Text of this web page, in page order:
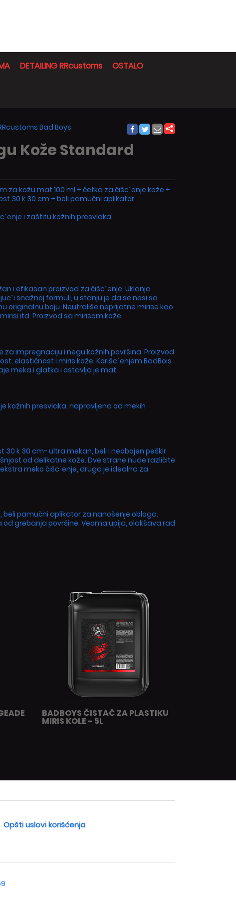
DETAILING RRcustoms OSTALO
Bad Boys
Kože Standard
za kožu mat 100 ml + četka za čišc´enje kože +
30 k 30 cm + beli pamučni aplikator.
i zaštitu kožnih presvlaka.
i efikasan proizvod za čišc´enje. Uklanja
snažnoj formuli, u stanju je da se nosi sa
originalnu boju. Neutrališe neprijatne mirise kao
itd. Proizvod sa mirisom kože.
za impregnaciju i negu kožnih površina. Proizvod
elastičnost i miris kože. Korišc´enjem BadBois
meka i glatka i ostavlja je mat.
kožnih presvlaka, napravljena od mekih
30 k 30 cm- ultra mekan, beli i neobojen peškir
od delikatne kože. Dve strane nude različite
meko čišc´enje, druga je idealna za
pamučni aplikator za nanošenje obloga.
grebanja površine. Veoma upija, olakšava rad
BADBOYS ČISTAČ ZA PLASTIKU
MIRIS KOLE - 5L
Opšti uslovi korišćenja